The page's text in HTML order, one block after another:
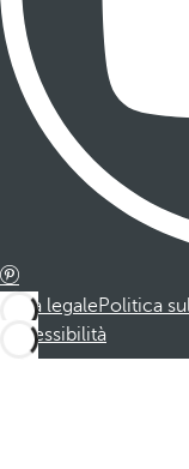
Nota legalePolitica
Accessibilità